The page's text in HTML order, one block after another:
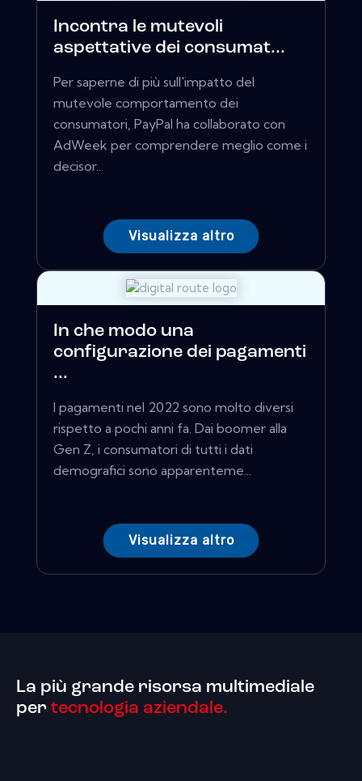
Incontra le mutevoli
aspettative dei consumat...
Per saperne di più sull'impatto del
mutevole comportamento dei
consumatori, PayPal ha collaborato con
AdWeek per comprendere meglio come i
decisor...
Visualizza altro
In che modo una
configurazione dei pagamenti
...
I pagamenti nel 2022 sono molto diversi
rispetto a pochi anni fa. Dai boomer alla
Gen Z, i consumatori di tutti i dati
demografici sono apparenteme...
Visualizza altro
La più grande risorsa multimediale
per tecnologia aziendale.